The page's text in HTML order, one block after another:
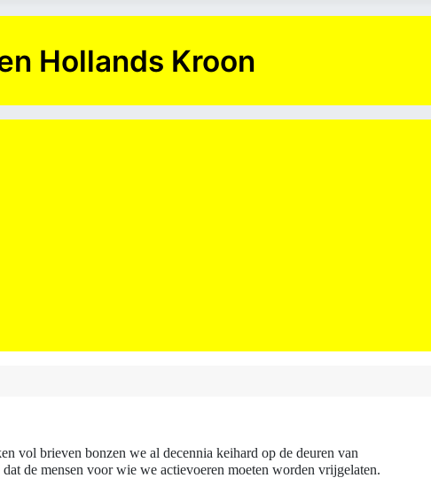
Hollands Kroon
vol brieven bonzen we al decennia keihard op de deuren van
de mensen voor wie we actievoeren moeten worden vrijgelaten.